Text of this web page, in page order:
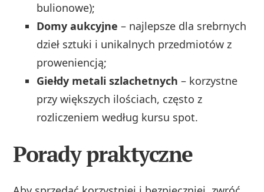
bulionowe);
Domy aukcyjne – najlepsze dla srebrnych
dzieł sztuki i unikalnych przedmiotów z
proweniencją;
Giełdy metali szlachetnych – korzystne
przy większych ilościach, często z
rozliczeniem według kursu spot.
Porady praktyczne